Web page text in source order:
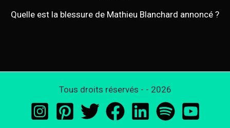
Quelle est la blessure de Mathieu Blanchard annoncé ?
Tous droits réservés - - 2026